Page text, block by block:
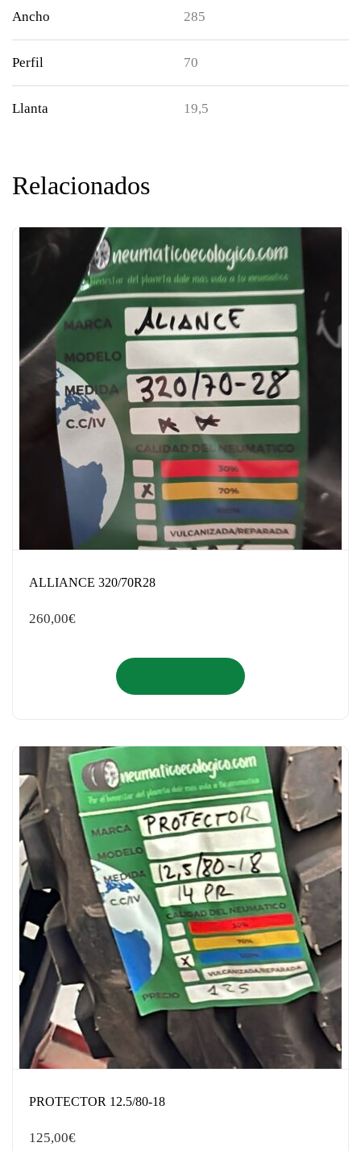
Ancho 285
Perfil 70
Llanta 19,5
Relacionados
ALLIANCE 320/70R28
260,00€
PROTECTOR 12.5/80-18
125,00€